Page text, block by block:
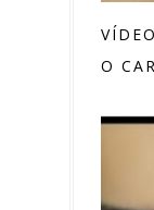
O